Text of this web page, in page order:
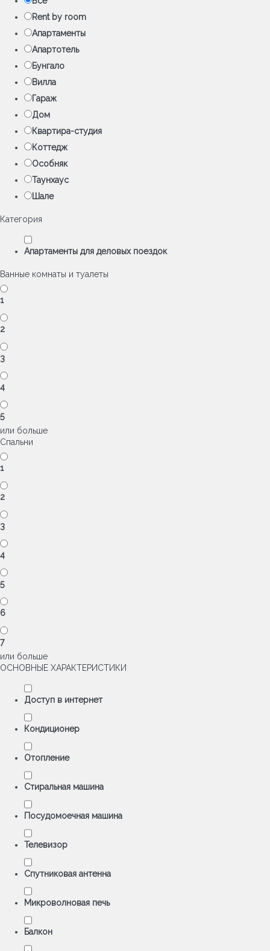
Rent by room
Апартаменты
Апартотель
Бунгало
Вилла
Гараж
Дом
Квартира-студия
Коттедж
Особняк
Таунхаус
Шале
Категория
Апартаменты для деловых поездок
Ванные комнаты и туалеты
1
2
3
4
5
или больше
Спальни
1
2
3
4
5
6
7
или больше
ОСНОВНЫЕ ХАРАКТЕРИСТИКИ
Доступ в интернет
Кондиционер
Отопление
Стиральная машина
Посудомоечная машина
Телевизор
Спутниковая антенна
Микроволновая печь
Балкон